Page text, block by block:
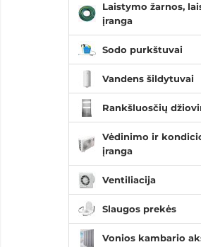
Laistymo žarnos,
įranga
Sodo purkštuvai
Vandens šildytuvai
Rankšluosčių
Vėdinimo ir
įranga
Ventiliacija
Slaugos prekės
Vonios kambario